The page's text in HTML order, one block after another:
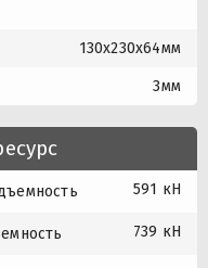
130x230x64мм
3мм
591 кН
739 кН